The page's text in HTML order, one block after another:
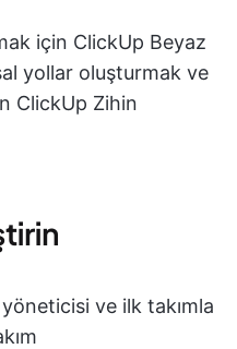
için ClickUp Beyaz
yollar oluşturmak ve
ClickUp Zihin
ve ilk takımla